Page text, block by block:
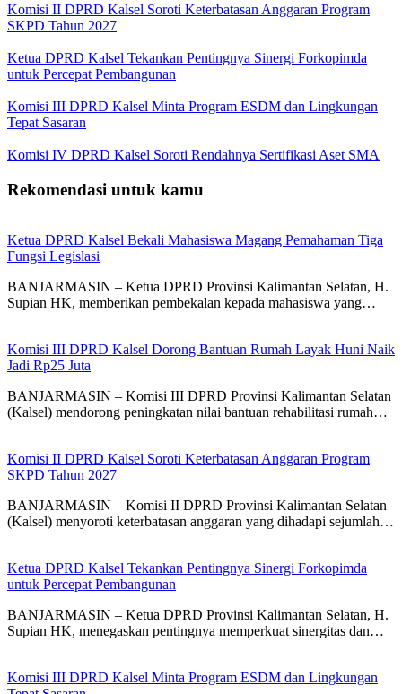
Komisi II DPRD Kalsel Soroti Keterbatasan Anggaran Program
SKPD Tahun 2027
Ketua DPRD Kalsel Tekankan Pentingnya Sinergi Forkopimda
untuk Percepat Pembangunan
Komisi III DPRD Kalsel Minta Program ESDM dan Lingkungan
Tepat Sasaran
Komisi IV DPRD Kalsel Soroti Rendahnya Sertifikasi Aset SMA
Rekomendasi untuk kamu
Ketua DPRD Kalsel Bekali Mahasiswa Magang Pemahaman Tiga
Fungsi Legislasi
BANJARMASIN – Ketua DPRD Provinsi Kalimantan Selatan, H.
Supian HK, memberikan pembekalan kepada mahasiswa yang…
Komisi III DPRD Kalsel Dorong Bantuan Rumah Layak Huni Naik
Jadi Rp25 Juta
BANJARMASIN – Komisi III DPRD Provinsi Kalimantan Selatan
(Kalsel) mendorong peningkatan nilai bantuan rehabilitasi rumah…
Komisi II DPRD Kalsel Soroti Keterbatasan Anggaran Program
SKPD Tahun 2027
BANJARMASIN – Komisi II DPRD Provinsi Kalimantan Selatan
(Kalsel) menyoroti keterbatasan anggaran yang dihadapi sejumlah…
Ketua DPRD Kalsel Tekankan Pentingnya Sinergi Forkopimda
untuk Percepat Pembangunan
BANJARMASIN – Ketua DPRD Provinsi Kalimantan Selatan, H.
Supian HK, menegaskan pentingnya memperkuat sinergitas dan…
Komisi III DPRD Kalsel Minta Program ESDM dan Lingkungan